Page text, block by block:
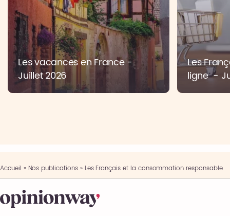
Les vacances en France -
Juillet 2026
Les
ligne -
Accueil » Nos publications» Les Français et la consommation responsable